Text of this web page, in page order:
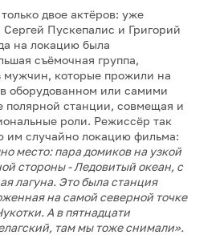
двое актёров: уже
Пускепалис и Григорий
на локацию была
съёмочная группа,
мужчин, которые прожили на
оборудованном или самими
полярной станции, совмещая и
роли. Режиссёр так
им случайно локацию фильма:
место: пара домиков на узкой
стороны - Ледовитый океан, с
лагуна. Это была станция
на самой северной точке
А в пятнадцати
там мы тоже снимали».